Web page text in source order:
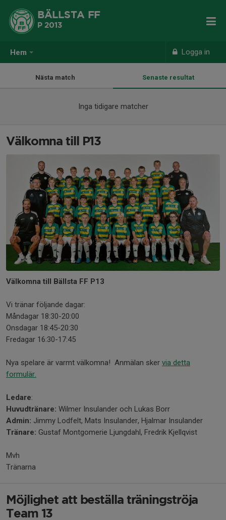
Hem Logga in
BÄLLSTA FF
P 2013
Nästa match Senaste resultat
Inga tidigare matcher
Välkomna till P13
Välkomna till Bällsta FF P13
Vi tränar följande dagar:
Måndagar 18:30-20:00
Onsdagar 18:45-20:30
Fredagar 16:30-17:45
Nya spelare är varmt välkomna! Anmälan sker via detta
formulär.
Ledare:
Huvudtränare: Wilmer Insulander och Lukas Borr
Admin: Jimmy Lodfelt, Mats Insulander, Hjalmar Insulander
Tränare: Gustaf Montgomerie Ljungdahl, Fredrik Kjellqvist
Mvh
Tränarna
Möjlighet att beställa träningströja
Team 13